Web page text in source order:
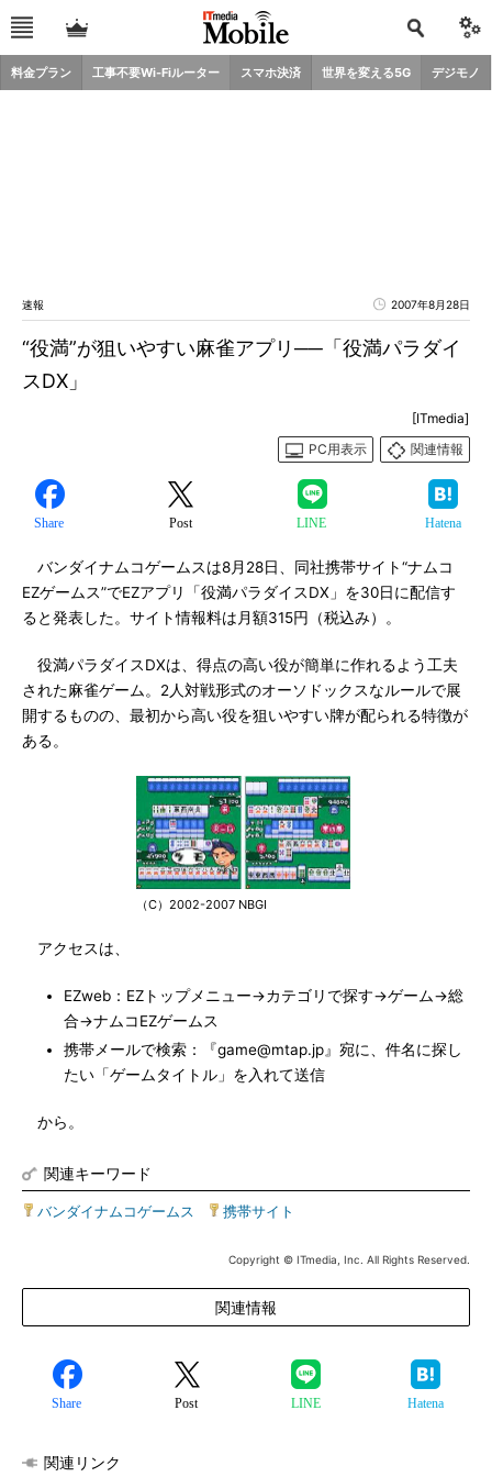
料金プラン 工事不要Wi-Fiルーター スマホ決済 世界を変える5G デジモノ
速報 2007年8月28日
“役満”が狙いやすい麻雀アプリ──「役満パラダイ
スDX」
[ITmedia]
PC用表示
関連情報
Share Post LINE Hatena
バンダイナムコゲームスは8月28日、同社携帯サイト“ナムコ
EZゲームス”でEZアプリ「役満パラダイスDX」を30日に配信す
ると発表した。サイト情報料は月額315円（税込み）。
役満パラダイスDXは、得点の高い役が簡単に作れるよう工夫
された麻雀ゲーム。2人対戦形式のオーソドックスなルールで展
開するものの、最初から高い役を狙いやすい牌が配られる特徴が
ある。
（C）2002-2007 NBGI
アクセスは、
EZweb：EZトップメニュー→カテゴリで探す→ゲーム→総
合→ナムコEZゲームス
携帯メールで検索：『game@mtap.jp』宛に、件名に探し
たい「ゲームタイトル」を入れて送信
から。
関連キーワード
バンダイナムコゲームス 携帯サイト
Copyright © ITmedia, Inc. All Rights Reserved.
関連情報
Share Post LINE Hatena
関連リンク